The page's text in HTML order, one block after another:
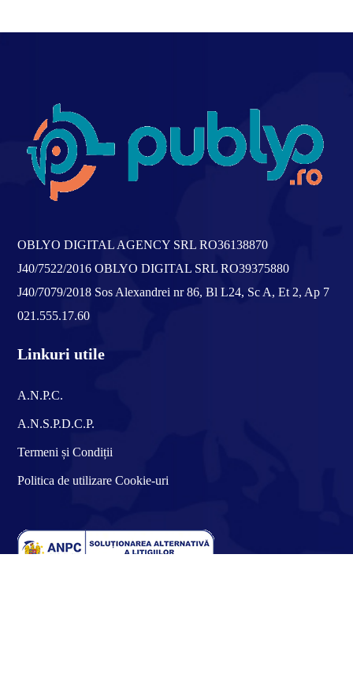
OBLYO DIGITAL AGENCY SRL RO36138870
J40/7522/2016OBLYO DIGITAL SRL RO39375880
J40/7079/2018 Sos Alexandrei nr 86, Bl L24, Sc A, Et 2, Ap 7
021.555.17.60
Linkuri utile
A.N.P.C.
A.N.S.P.D.C.P.
Termeni și Condiții
Politica de utilizare Cookie-uri